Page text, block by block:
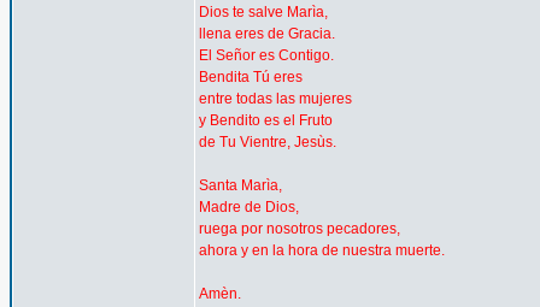
Dios te salve Marìa,
llena eres de Gracia.
El Señor es Contigo.
Bendita Tú eres
entre todas las mujeres
y Bendito es el Fruto
de Tu Vientre, Jesùs.
Santa Marìa,
Madre de Dios,
ruega por nosotros pecadores,
ahora y en la hora de nuestra muerte.
Amèn.